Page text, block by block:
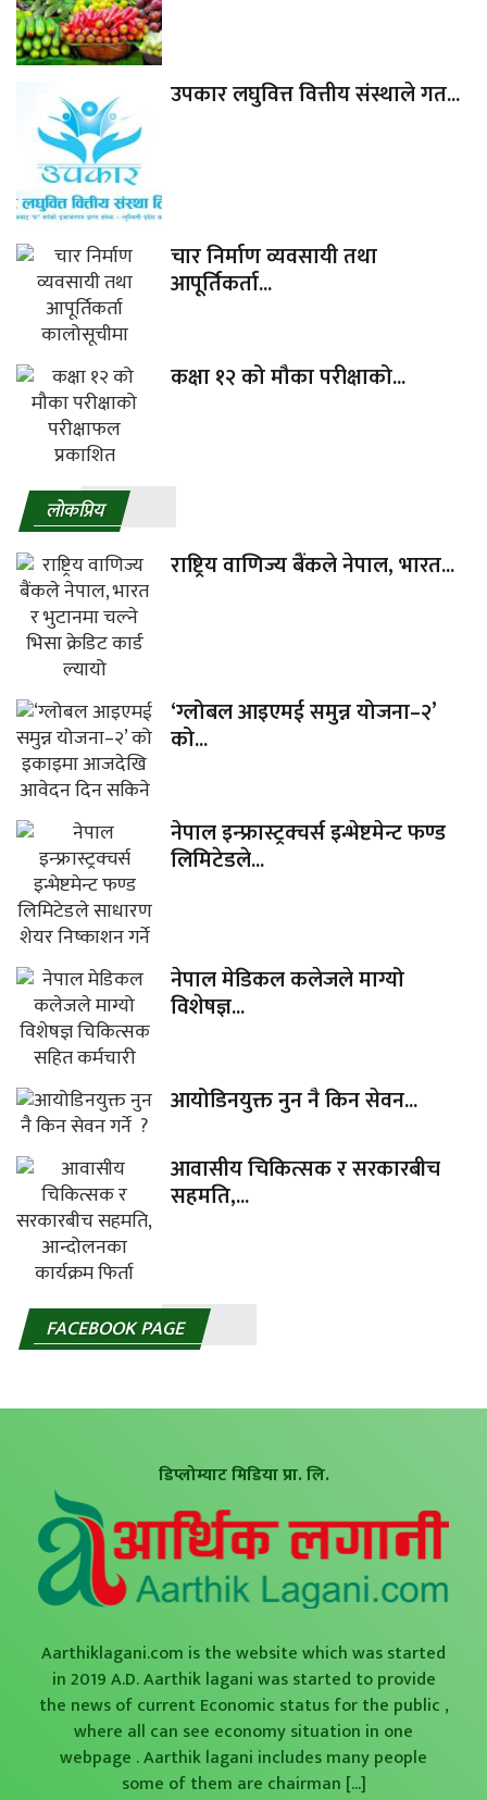
उपकार लघुवित्त वित्तीय संस्थाले गत...
चार निर्माण व्यवसायी तथा
आपूर्तिकर्ता...
कक्षा १२ को मौका परीक्षाको...
लाेकप्रिय
राष्ट्रिय वाणिज्य बैंकले नेपाल, भारत...
‘ग्लोबल आइएमई समुन्न योजना–२’
को...
नेपाल इन्फ्रास्ट्रक्चर्स इन्भेष्टमेन्ट फण्ड
लिमिटेडले...
नेपाल मेडिकल कलेजले माग्यो
विशेषज्ञ...
आयोडिनयुक्त नुन नै किन सेवन...
आवासीय चिकित्सक र सरकारबीच
सहमति,...
FACEBOOK PAGE
डिप्लोम्याट मिडिया प्रा. लि.
Aarthiklagani.com is the website which was started
in 2019 A.D. Aarthik lagani was started to provide
the news of current Economic status for the public ,
where all can see economy situation in one
webpage . Aarthik lagani includes many people
some of them are chairman [...]